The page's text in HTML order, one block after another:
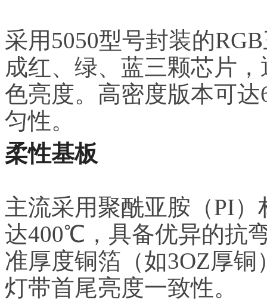
采用5050型号封装的
成红、绿、蓝三颗芯片
色亮度。高密度版本可
匀性。
柔性基板
主流采用聚酰亚胺（PI
达400℃，具备优异的抗
准厚度铜箔（如3OZ厚
灯带首尾亮度一致性。